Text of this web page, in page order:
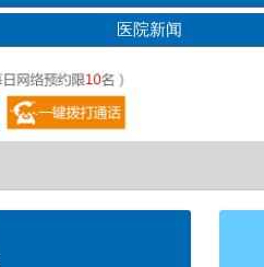
医院新闻